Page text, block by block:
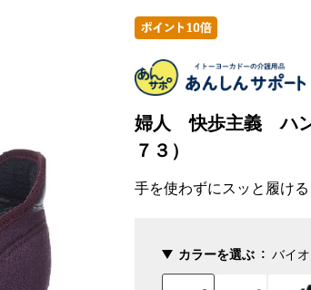
婦人 快歩主義 ハ
７３）
手を使わずにスッと履け
カラーを選ぶ バイ